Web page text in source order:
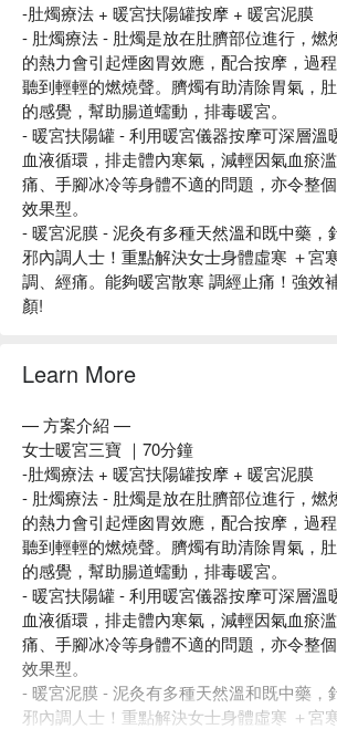
-肚燭療法 + 暖宮扶陽罐按摩 + 暖宮泥膜
- 肚燭療法 - 肚燭是放在肚臍部位進行，燃
的熱力會引起煙囪胃效應，配合按摩，過
聽到輕輕的燃燒聲。臍燭有助清除胃氣，
的感覺，幫助腸道蠕動，排毒暖宮。
- 暖宮扶陽罐 - 利用暖宮儀器按摩可深層溫
血液循環，排走體內寒氣，減輕因氣血瘀
痛、手腳冰冷等身體不適的問題，亦令整
效果型。
- 暖宮泥膜 - 泥灸有多種天然溫和既中藥，
邪內調人士！重點解決女士身體虛寒 ＋宮
調、經痛。能夠暖宮散寒 調經止痛！強效
顏!
Learn More
— 方案介紹 —
女士暖宮三寶 ｜70分鐘
-肚燭療法 + 暖宮扶陽罐按摩 + 暖宮泥膜
- 肚燭療法 - 肚燭是放在肚臍部位進行，燃
的熱力會引起煙囪胃效應，配合按摩，過
聽到輕輕的燃燒聲。臍燭有助清除胃氣，
的感覺，幫助腸道蠕動，排毒暖宮。
- 暖宮扶陽罐 - 利用暖宮儀器按摩可深層溫
血液循環，排走體內寒氣，減輕因氣血瘀
痛、手腳冰冷等身體不適的問題，亦令整
效果型。
- 暖宮泥膜 - 泥灸有多種天然溫和既中藥，
邪內調人士！重點解決女士身體虛寒 ＋宮